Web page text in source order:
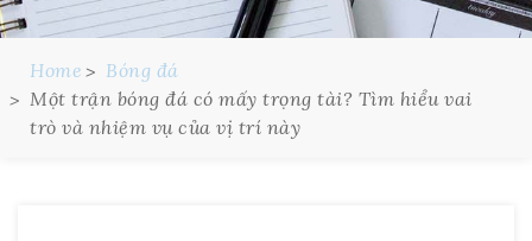
Home
Bóng đá
Một trận bóng đá có mấy trọng tài? Tìm hiểu vai
trò và nhiệm vụ của vị trí này